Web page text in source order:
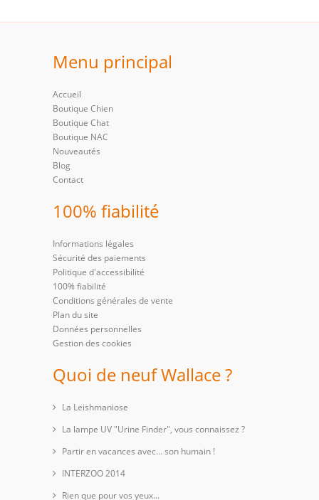
Menu principal
Accueil
Boutique Chien
Boutique Chat
Boutique NAC
Nouveautés
Blog
Contact
100% fiabilité
Informations légales
Sécurité des paiements
Politique d'accessibilité
100% fiabilité
Conditions générales de vente
Plan du site
Données personnelles
Gestion des cookies
Quoi de neuf Wallace ?
La Leishmaniose
La lampe UV "Urine Finder", vous connaissez ?
Partir en vacances avec… son humain !
INTERZOO 2014
Rien que pour vos yeux...